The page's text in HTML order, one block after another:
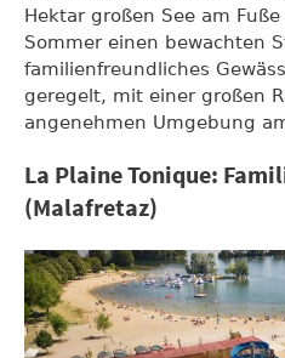
Hektar großen See am
Sommer einen bewachten
familienfreundliches
geregelt, mit einer großen
angenehmen Umgebung
La Plaine Tonique:
(Malafretaz)